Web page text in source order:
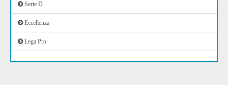
Serie D
Eccellenza
Lega Pro